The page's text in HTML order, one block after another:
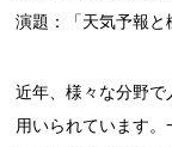
演題：「天気予報と
近年、様々な分野
用いられています